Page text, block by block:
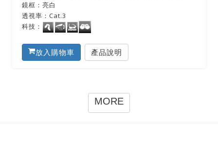
鏡框：亮白
透視率：Cat.3
科技：
放入購物車 產品說明
MORE